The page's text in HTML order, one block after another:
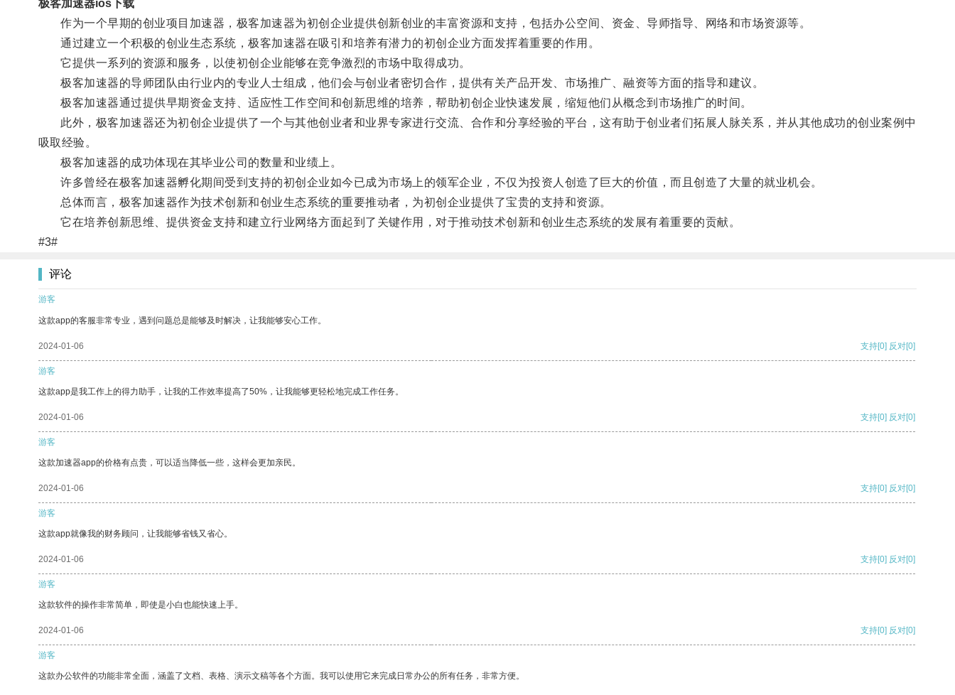
极客加速器ios下载
作为一个早期的创业项目加速器，极客加速器为初创企业提供创新创业的丰富资源和支持，包括办公空间、资金、导师指导、网络和市场资源等。
通过建立一个积极的创业生态系统，极客加速器在吸引和培养有潜力的初创企业方面发挥着重要的作用。
它提供一系列的资源和服务，以使初创企业能够在竞争激烈的市场中取得成功。
极客加速器的导师团队由行业内的专业人士组成，他们会与创业者密切合作，提供有关产品开发、市场推广、融资等方面的指导和建议。
极客加速器通过提供早期资金支持、适应性工作空间和创新思维的培养，帮助初创企业快速发展，缩短他们从概念到市场推广的时间。
此外，极客加速器还为初创企业提供了一个与其他创业者和业界专家进行交流、合作和分享经验的平台，这有助于创业者们拓展人脉关系，并从其他成功的创业案例中
吸取经验。
极客加速器的成功体现在其毕业公司的数量和业绩上。
许多曾经在极客加速器孵化期间受到支持的初创企业如今已成为市场上的领军企业，不仅为投资人创造了巨大的价值，而且创造了大量的就业机会。
总体而言，极客加速器作为技术创新和创业生态系统的重要推动者，为初创企业提供了宝贵的支持和资源。
它在培养创新思维、提供资金支持和建立行业网络方面起到了关键作用，对于推动技术创新和创业生态系统的发展有着重要的贡献。
#3#
评论
游客
这款app的客服非常专业，遇到问题总是能够及时解决，让我能够安心工作。
2024-01-06 支持[0] 反对[0]
游客
这款app是我工作上的得力助手，让我的工作效率提高了50%，让我能够更轻松地完成工作任务。
2024-01-06 支持[0] 反对[0]
游客
这款加速器app的价格有点贵，可以适当降低一些，这样会更加亲民。
2024-01-06 支持[0] 反对[0]
游客
这款app就像我的财务顾问，让我能够省钱又省心。
2024-01-06 支持[0] 反对[0]
游客
这款软件的操作非常简单，即使是小白也能快速上手。
2024-01-06 支持[0] 反对[0]
游客
这款办公软件的功能非常全面，涵盖了文档、表格、演示文稿等各个方面。我可以使用它来完成日常办公的所有任务，非常方便。